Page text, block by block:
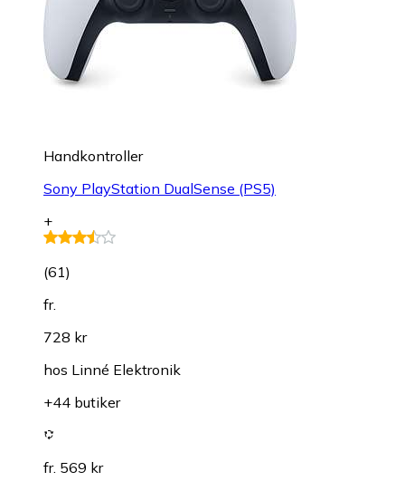
Handkontroller
Sony PlayStation DualSense (PS5)
+
(61)
fr.
728 kr
hos Linné Elektronik
+44 butiker
fr. 569 kr